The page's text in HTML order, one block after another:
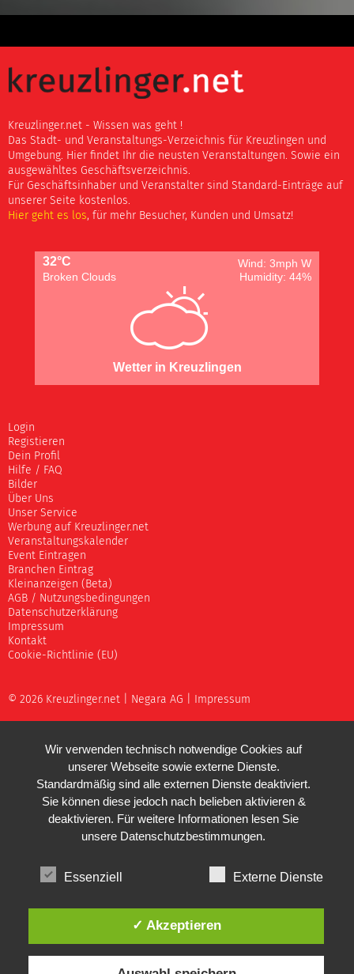
Kreuzlinger.net - Wissen was geht !
Das Stadt- und Veranstaltungs-Verzeichnis für Kreuzlingen und
Umgebung. Hier findet Ihr die neusten Veranstaltungen. Sowie ein
ausgewähltes Geschäftsverzeichnis.
Für Geschäftsinhaber und Veranstalter sind Standard-Einträge auf
unserer Seite kostenlos.
Hier geht es los, für mehr Besucher, Kunden und Umsatz!
32°C
Wind: 3mph W
Broken Clouds
Humidity: 44%
Wetter in Kreuzlingen
Login
Registieren
Dein Profil
Hilfe / FAQ
Bilder
Über Uns
Unser Service
Werbung auf Kreuzlinger.net
Veranstaltungskalender
Event Eintragen
Branchen Eintrag
Kleinanzeigen (Beta)
AGB / Nutzungsbedingungen
Datenschutzerklärung
Impressum
Kontakt
Cookie-Richtlinie (EU)
© 2026 Kreuzlinger.net | Negara AG Impressum
Wir verwenden technisch notwendige Cookies auf
unserer Webseite sowie externe Dienste.
Standardmäßig sind alle externen Dienste deaktiviert.
Sie können diese jedoch nach belieben aktivieren &
deaktivieren. Für weitere Informationen lesen Sie
unsere Datenschutzbestimmungen.
Essenziell Externe Dienste
✓ Akzeptieren